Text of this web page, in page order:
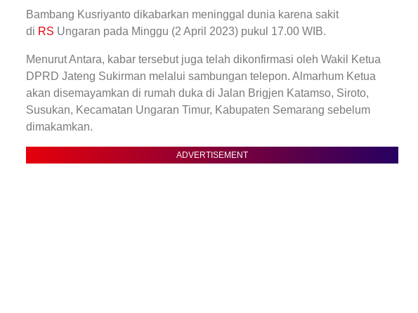
Bambang Kusriyanto dikabarkan meninggal dunia karena sakit
di RS Ungaran pada Minggu (2 April 2023) pukul 17.00 WIB.
Menurut Antara, kabar tersebut juga telah dikonfirmasi oleh Wakil Ketua
DPRD Jateng Sukirman melalui sambungan telepon. Almarhum Ketua
akan disemayamkan di rumah duka di Jalan Brigjen Katamso, Siroto,
Susukan, Kecamatan Ungaran Timur, Kabupaten Semarang sebelum
dimakamkan.
ADVERTISEMENT